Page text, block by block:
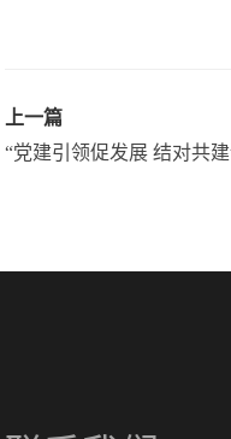
上一篇
“党建引领促发展 结对共